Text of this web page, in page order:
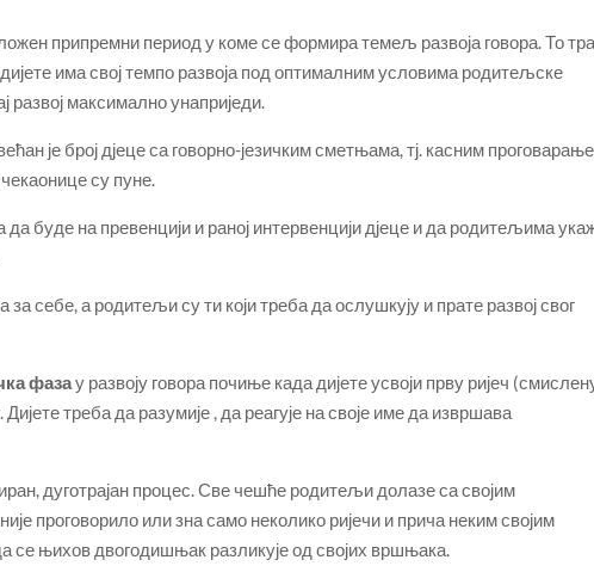
припремни период у коме се формира темељ развоја говора. То
има свој темпо развоја под оптималним условима родитељске
развој максимално унаприједи.
је број дјеце са говорно-језичким сметњама, тј. касним
су пуне.
буде на превенцији и раној интервенцији дјеце и да родитељима
за себе, а родитељи су ти који треба да ослушкују и прате развој свог
фазау развоју говора почиње када дијете усвоји прву ријеч
треба да разумије , да реагује на своје име да извршава
дуготрајан процес. Све чешће родитељи долазе са својим
проговорило или зна само неколико ријечи и прича неким својим
се њихов двогодишњак разликује од својих вршњака.